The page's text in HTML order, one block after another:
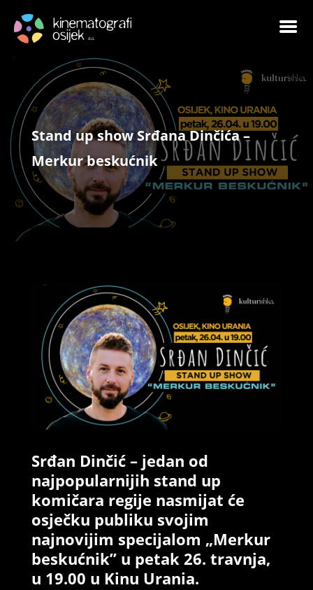
Stand up show Srđana Dinčića –
Merkur beskućnik
Srđan Dinčić – jedan od
najpopularnijih stand up
komičara regije nasmijat će
osječku publiku svojim
najnovijim specijalom „Merkur
beskućnik” u petak 26. travnja,
u 19.00 u Kinu Urania.